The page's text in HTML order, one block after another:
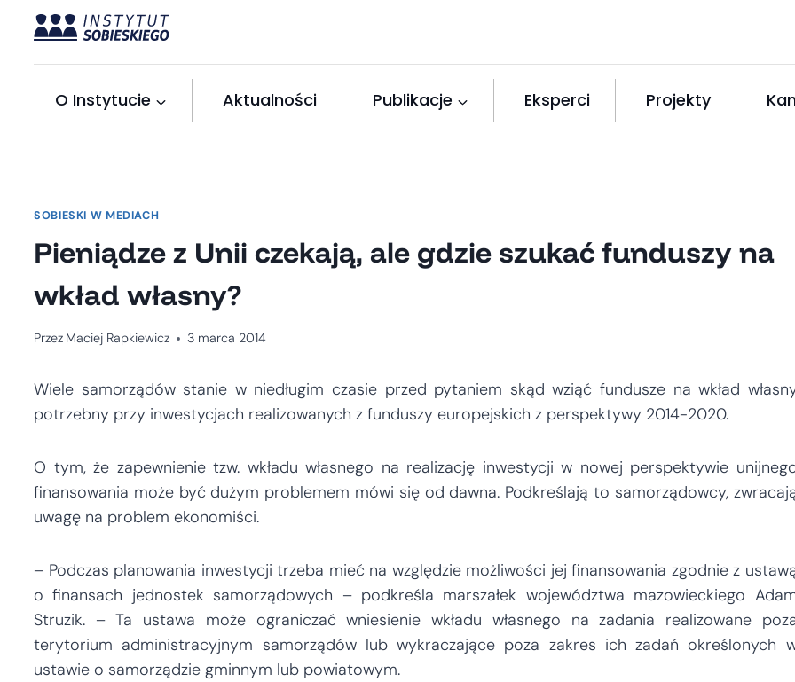
Przejdź
treści
O Instytucie Aktualności Publikacje Eksperci Projekty
SOBIESKI W MEDIACH
Pieniądze z Unii czekają, ale gdzie szukać funduszy na
wkład własny?
Przez Maciej Rapkiewicz 3 marca 2014
Wiele samorządów stanie w niedługim czasie przed pytaniem skąd wziąć fundusze na wkład
potrzebny przy inwestycjach realizowanych z funduszy europejskich z perspektywy 2014-2020.
O tym, że zapewnienie tzw. wkładu własnego na realizację inwestycji w nowej perspektywie
finansowania może być dużym problemem mówi się od dawna. Podkreślają to samorządowcy,
uwagę na problem ekonomiści.
– Podczas planowania inwestycji trzeba mieć na względzie możliwości jej finansowania zgodnie z
o finansach jednostek samorządowych – podkreśla marszałek województwa mazowieckiego
Struzik. – Ta ustawa może ograniczać wniesienie wkładu własnego na zadania realizowane
terytorium administracyjnym samorządów lub wykraczające poza zakres ich zadań określonych
ustawie o samorządzie gminnym lub powiatowym.